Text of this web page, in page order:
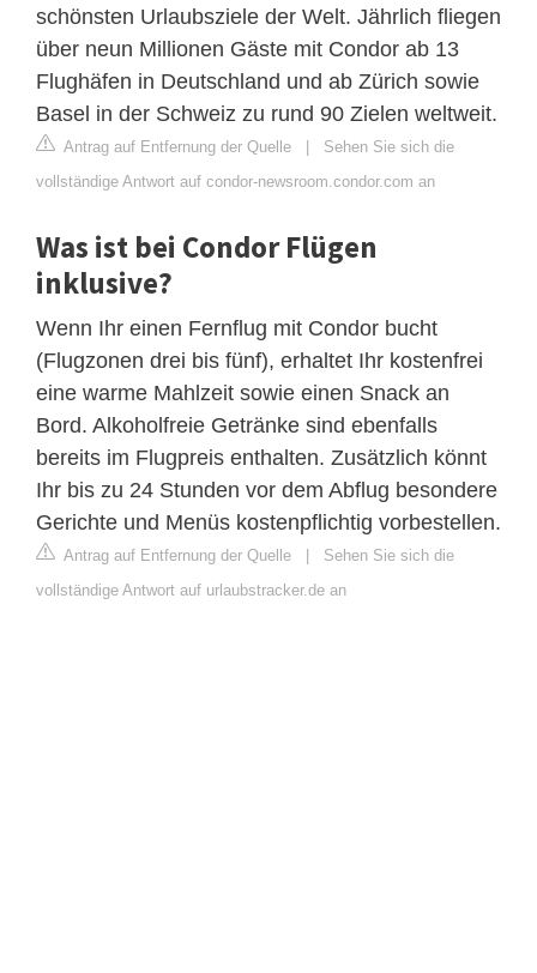
schönsten Urlaubsziele der Welt. Jährlich fliegen
über neun Millionen Gäste mit Condor ab 13
Flughäfen in Deutschland und ab Zürich sowie
Basel in der Schweiz zu rund 90 Zielen weltweit.
Antrag auf Entfernung der Quelle | Sehen Sie sich die
vollständige Antwort auf condor-newsroom.condor.com an
Was ist bei Condor Flügen
inklusive?
Wenn Ihr einen Fernflug mit Condor bucht
(Flugzonen drei bis fünf), erhaltet Ihr kostenfrei
eine warme Mahlzeit sowie einen Snack an
Bord. Alkoholfreie Getränke sind ebenfalls
bereits im Flugpreis enthalten. Zusätzlich könnt
Ihr bis zu 24 Stunden vor dem Abflug besondere
Gerichte und Menüs kostenpflichtig vorbestellen.
Antrag auf Entfernung der Quelle | Sehen Sie sich die
vollständige Antwort auf urlaubstracker.de an